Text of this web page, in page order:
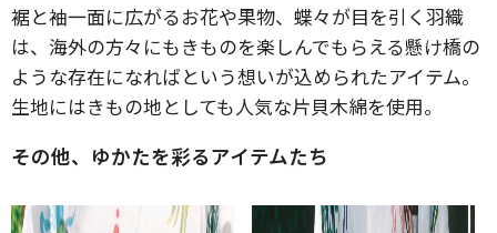
裾と袖一面に広がるお花や果物、蝶々が目を引く羽織
は、海外の方々にもきものを楽しんでもらえる懸け橋の
ような存在になればという想いが込められたアイテム。
生地にはきもの地としても人気な片貝木綿を使用。
その他、ゆかたを彩るアイテムたち